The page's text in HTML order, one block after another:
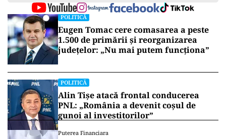
POLITICĂ
Eugen Tomac cere comasarea a peste
1.500 de primării și reorganizarea
județelor: „Nu mai putem funcționa”
POLITICĂ
Alin Tișe atacă frontal conducerea
PNL: „România a devenit coșul de
gunoi al investitorilor”
Puterea Financiara